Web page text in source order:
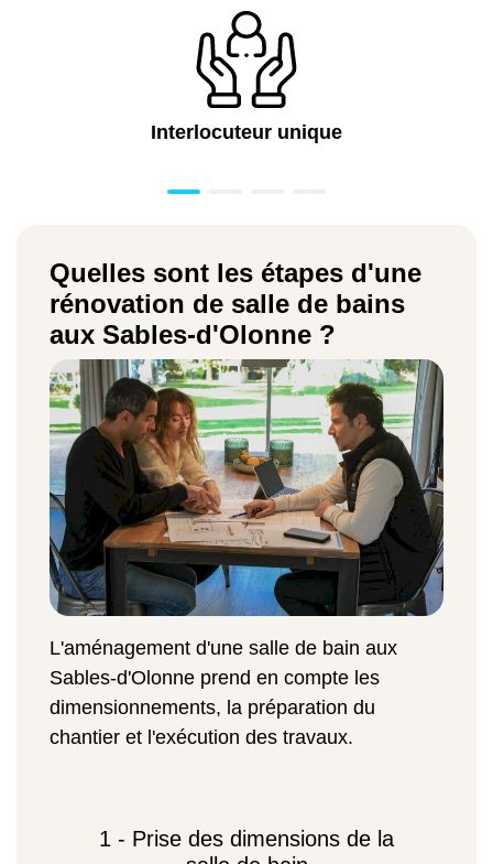
Interlocuteur unique
Quelles sont les étapes d'une
rénovation de salle de bains
aux Sables-d'Olonne ?
L'aménagement d'une salle de bain aux
Sables-d'Olonne prend en compte les
dimensionnements, la préparation du
chantier et l'exécution des travaux.
1 - Prise des dimensions de la